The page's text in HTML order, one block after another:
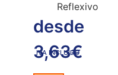
Reflexivo
desde
3,63€
IVA INCLUIDO